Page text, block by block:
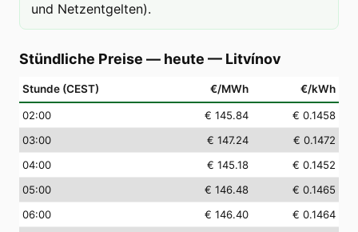
und Netzentgelten).
Stündliche Preise — heute — Litvínov
Stunde (CEST) €/MWh €/kWh
02:00 € 145.84
€ 0.1458
03:00 € 147.24
€ 0.1472
04:00 € 145.18
€ 0.1452
05:00 € 146.48
€ 0.1465
06:00 € 146.40
€ 0.1464